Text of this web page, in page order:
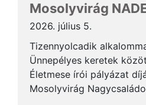
Mosolyvirág
2026. július 5.
Tizennyolcadik
Ünnepélyes keretek
Életmese írói pályázat
Mosolyvirág